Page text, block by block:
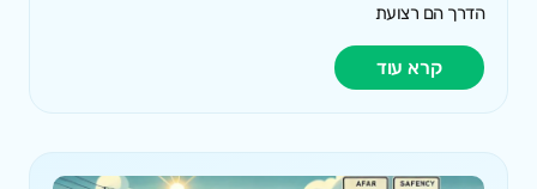
הדרך הם רצועת
קרא עוד